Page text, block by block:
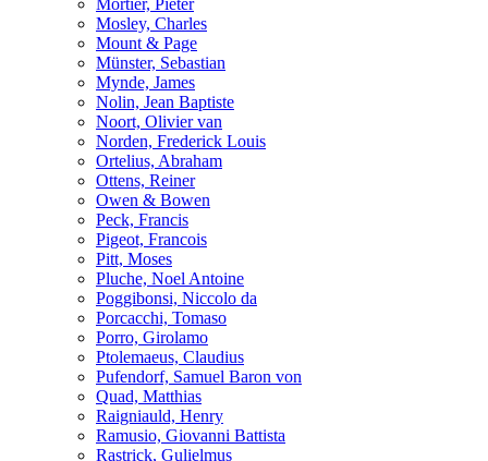
Mortier, Pieter
Mosley, Charles
Mount & Page
Münster, Sebastian
Mynde, James
Nolin, Jean Baptiste
Noort, Olivier van
Norden, Frederick Louis
Ortelius, Abraham
Ottens, Reiner
Owen & Bowen
Peck, Francis
Pigeot, Francois
Pitt, Moses
Pluche, Noel Antoine
Poggibonsi, Niccolo da
Porcacchi, Tomaso
Porro, Girolamo
Ptolemaeus, Claudius
Pufendorf, Samuel Baron von
Quad, Matthias
Raigniauld, Henry
Ramusio, Giovanni Battista
Rastrick, Gulielmus